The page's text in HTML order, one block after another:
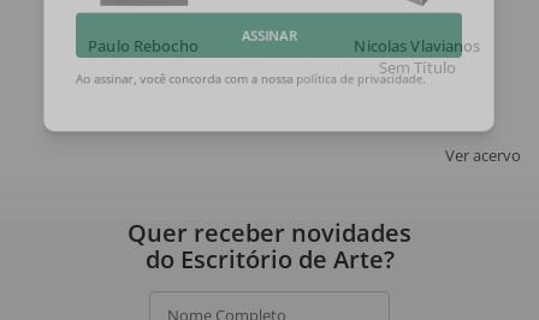
Paulo Rebocho
Nicolas Vlavianos
Sem Título
Ver acervo
ASSINAR
Quer receber novidades
do Escritório de Arte?
Nome Completo